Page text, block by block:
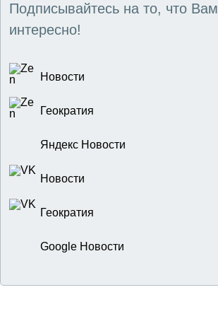
Подписывайтесь на то, что Вам
интересно!
Новости
Геократия
Яндекс Новости
Новости
Геократия
Google Новости